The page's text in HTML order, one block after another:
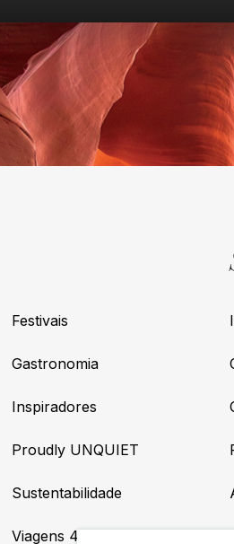
Festivais
Gastronomia
Inspiradores
Proudly UNQUIET
Sustentabilidade
Viagens 4×4